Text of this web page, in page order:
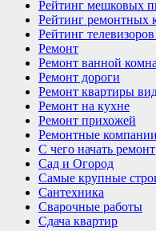
Рейтинг мешковых
Рейтинг ремонтных
Рейтинг
Ремонт
Ремонт ванной
Ремонт дороги
Ремонт квартиры
Ремонт на кухне
Ремонт прихожей
Ремонтные компании
С чего начать ремонт
Сад и Огород
Самые крупные
Сантехника
Сварочные работы
Сдача квартир